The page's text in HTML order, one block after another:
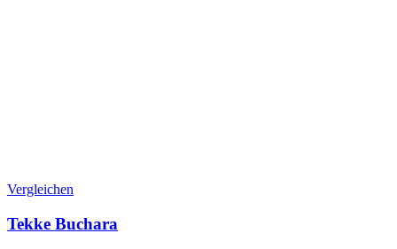
Vergleichen
Tekke Buchara